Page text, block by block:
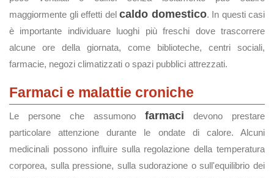
maggiormente gli effetti del caldo domestico. In questi casi
è importante individuare luoghi più freschi dove trascorrere
alcune ore della giornata, come biblioteche, centri sociali,
farmacie, negozi climatizzati o spazi pubblici attrezzati.
Farmaci e malattie croniche
Le persone che assumono farmaci devono prestare
particolare attenzione durante le ondate di calore. Alcuni
medicinali possono influire sulla regolazione della temperatura
corporea, sulla pressione, sulla sudorazione o sull'equilibrio dei